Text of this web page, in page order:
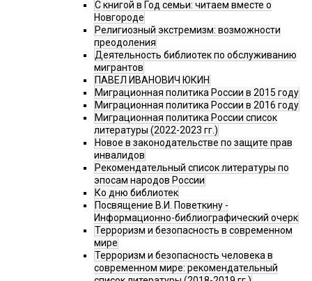
С книгой в Год семьи: читаем вместе о
Новгороде
Религиозный экстремизм: возможности
преодоления
Деятельность библиотек по обслуживанию
мигрантов
ПАВЕЛ ИВАНОВИЧ ЮКИН
Миграционная политика России в 2015 году
Миграционная политика России в 2016 году
Миграционная политика России список
литературы (2022-2023 гг.)
Новое в законодательстве по защите прав
инвалидов
Рекомендательный список литературы по
эпосам народов России
Ко дню библиотек
Посвящение В.И. Поветкину -
Информационно-библиографический очерк
Терроризм и безопасность в современном
мире
Терроризм и безопасность человека в
современном мире: рекомендательный